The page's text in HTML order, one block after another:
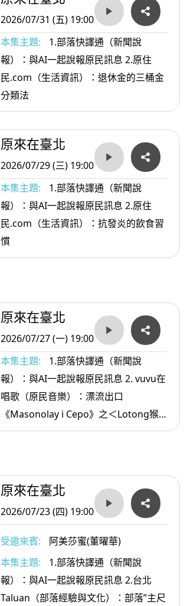
2026/07/31 (五) 19:00
本集主題:
1.部落快譯通（新聞說
報）：與AI一起說報原民訊息 2.原住
民.com（生活資訊）：退休金的三桶金
分類法
原來在臺北
2026/07/29 (三) 19:00
本集主題:
1.部落快譯通（新聞說
報）：與AI一起說報原民訊息 2.原住
民.com（生活資訊）：抗發炎的飲食習
慣
原來在臺北
2026/07/27 (一) 19:00
本集主題:
1.部落快譯通（新聞說
報）：與AI一起說報原民訊息 2. vuvu在
唱歌（原民音樂）：漂流出口
《Masonolay i Cepo》之＜Lotong猴
子＞ 3.原住民.com（生活資訊）：旅遊
原來在臺北
2026/07/23 (四) 19:00
受邀來賓:
阿美莎蜜(董曜華)
本集主題:
1.部落快譯通（新聞說
報）：與AI一起說報原民訊息 2.台北
Taluan（部落經驗與文化）：部落”主尺